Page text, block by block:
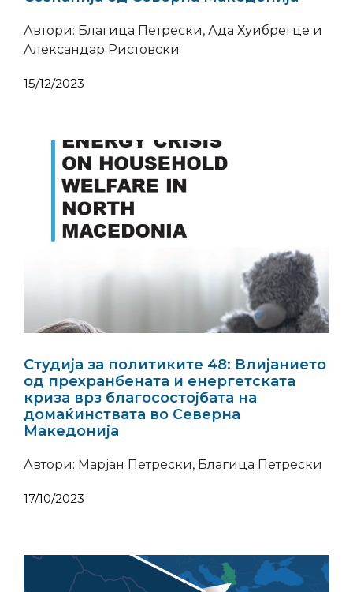
Автори: Благица Петрески, Ада Хуибрегце и
Александар Ристовски
15/12/2023
Студија за политиките 48: Влијанието
од прехранбената и енергетската
криза врз благосостојбата на
домаќинствата во Северна
Македонија
Автори: Марјан Петрески, Благица Петрески
17/10/2023